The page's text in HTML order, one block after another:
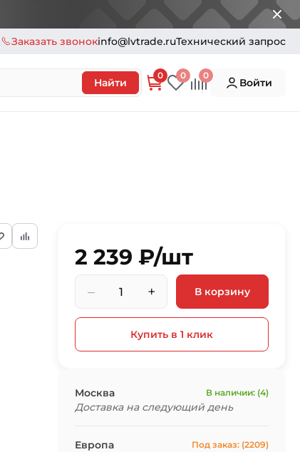
Заказать звонокinfo@lvtrade.ruТехнический запрос
Найти
0 0 0
Войти
2 239 ₽/шт
– + В корзину
Купить в 1 клик
Москва В наличии: (4)
Доставка на следующий день
Европа Под заказ: (2209)